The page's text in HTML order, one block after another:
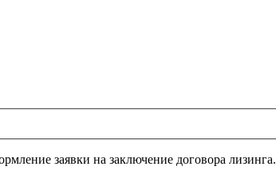
заявки на заключение договора лизинга.